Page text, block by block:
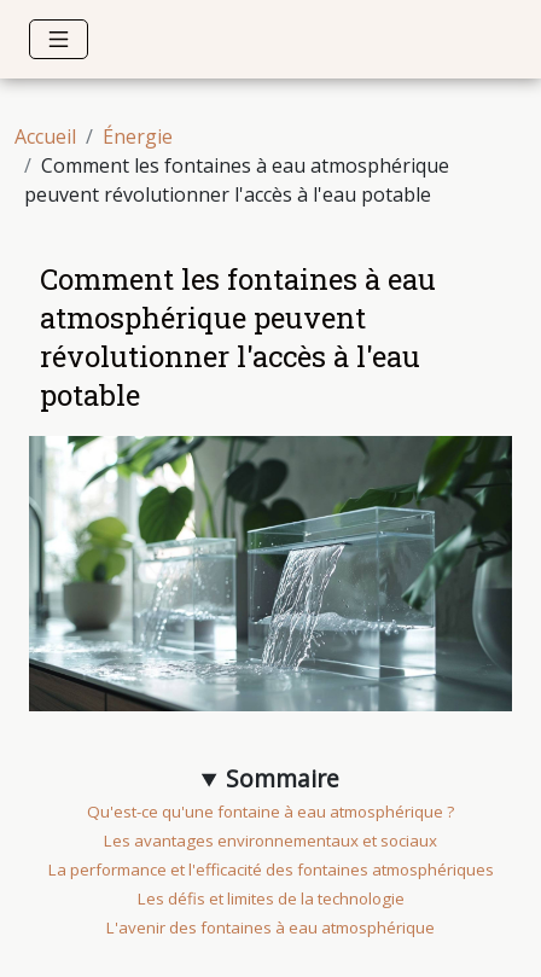
Accueil
Énergie
Comment les fontaines à eau atmosphérique
peuvent révolutionner l'accès à l'eau potable
Comment les fontaines à eau
atmosphérique peuvent
révolutionner l'accès à l'eau
potable
Sommaire
Qu'est-ce qu'une fontaine à eau atmosphérique ?
Les avantages environnementaux et sociaux
La performance et l'efficacité des fontaines atmosphériques
Les défis et limites de la technologie
L'avenir des fontaines à eau atmosphérique